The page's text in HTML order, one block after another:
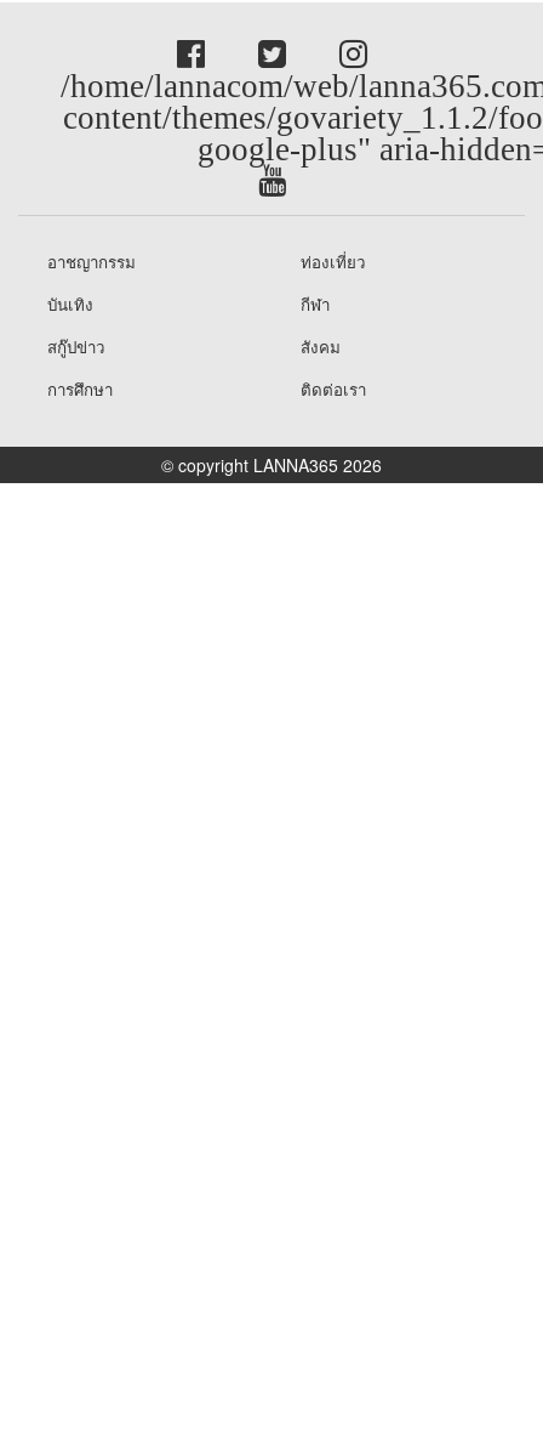
/home/lannacom/web/
content/themes/govariety_1.1.2/
google-plus" aria-
อาชญากรรม
ท่องเที่ยว
บันเทิง
กีฬา
สกู๊ปข่าว
สังคม
การศึกษา
ติดต่อเรา
© copyright LANNA365 2026